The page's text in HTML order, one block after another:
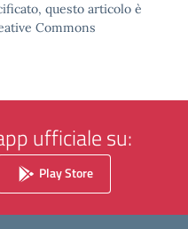
questo articolo è
Commons
ufficiale su:
Play Store